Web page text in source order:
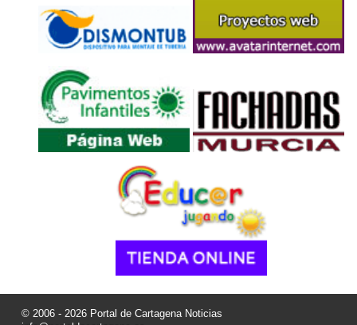
© 2006 - 2026 Portal de Cartagena Noticias